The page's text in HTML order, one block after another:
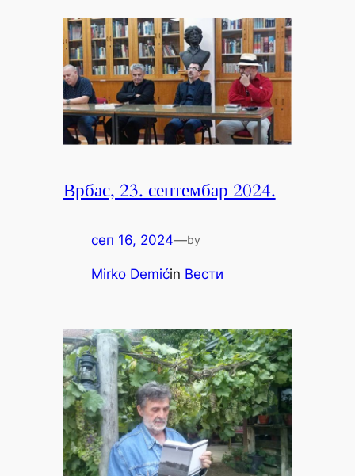
Врбас, 23. септембар 2024.
сеп 16, 2024—by
Mirko Demićin Вести